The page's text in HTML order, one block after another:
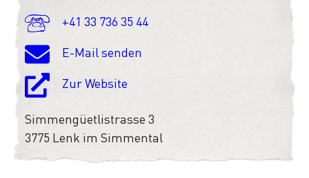
+41 33 736 35 44
E-Mail senden
Zur Website
Simmengüetlistrasse 3
3775 Lenk im Simmental